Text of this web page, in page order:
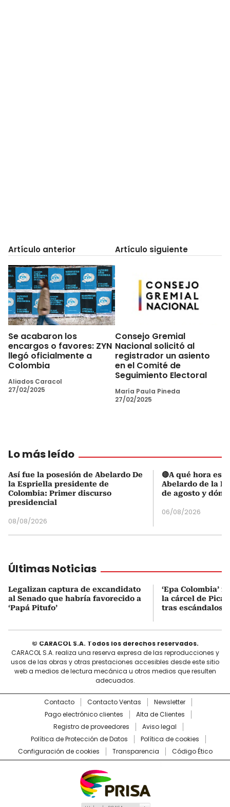
Artículo anterior
Se acabaron los
encargos o favores: ZYN
llegó oficialmente a
Colombia
Aliados Caracol
27/02/2025
Artículo siguiente
Consejo Gremial
Nacional solicitó al
registrador un asiento
en el Comité de
Seguimiento Electoral
María Paula Pineda
27/02/2025
Lo más leído
Así fue la posesión de Abelardo De
la Espriella presidente de
Colombia: Primer discurso
presidencial
08/08/2026
🔴A qué hora es
Abelardo de la
de agosto y
06/08/2026
Últimas Noticias
Legalizan captura de excandidato
al Senado que habría favorecido a
‘Papá Pitufo’
‘Epa Colombia’
la cárcel de
tras escándalos
© CARACOL S.A. Todos los derechos reservados.
CARACOL S.A. realiza una reserva expresa de las reproducciones y
usos de las obras y otras prestaciones accesibles desde este sitio
web a medios de lectura mecánica u otros medios que resulten
adecuados.
Contacto Contacto Ventas
Newsletter
Pago electrónico clientes
Alta de Clientes
Registro de proveedores
Aviso legal
Política de Protección de Datos
Política de cookies
Configuración de cookies
Transparencia Código Ético